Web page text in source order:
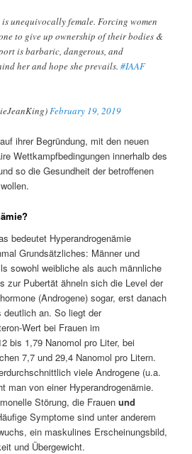
unequivocally female. Forcing women
to give up ownership of their bodies &
is barbaric, dangerous, and
her and hope she prevails.#IAAF
February 19, 2019
ihrer Begründung, mit den neuen
Wettkampfbedingungen innerhalb des
so die Gesundheit der betroffenen
bedeutet Hyperandrogenämie
Grundsätzliches: Männer und
sowohl weibliche als auch männliche
zur Pubertät ähneln sich die Level der
(Androgene) sogar, erst danach
an. So liegt der
Wert bei Frauen im
bis 1,79 Nanomol pro Liter, bei
7,7 und 29,4 Nanomol pro Litern.
viele Androgene (u.a.
man von einer Hyperandrogenämie.
Störung, die Frauenund
Symptome sind unter anderem
ein maskulines Erscheinungsbild,
und Übergewicht.